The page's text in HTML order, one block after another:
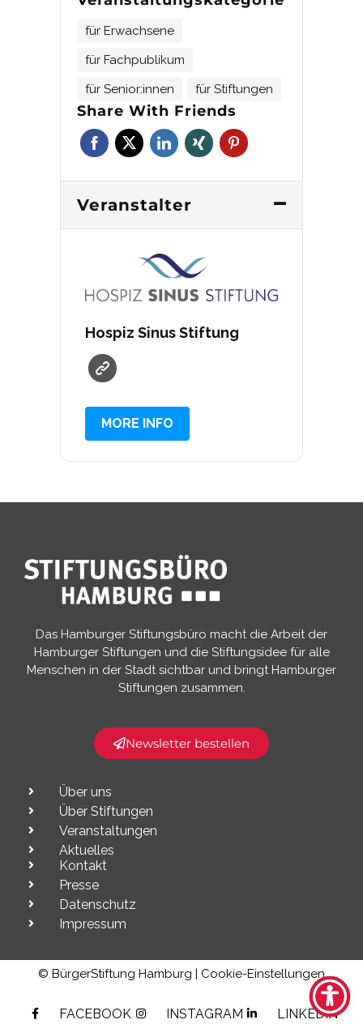
für Erwachsene
für Fachpublikum
für Senior:innen
für Stiftungen
Share With Friends
Veranstalter
Hospiz Sinus Stiftung
MORE INFO
Das Hamburger Stiftungsbüro macht die Arbeit der
Hamburger Stiftungen und die Stiftungsidee für alle
Menschen in der Stadt sichtbar und bringt Hamburger
Stiftungen zusammen.​
Newsletter bestellen
Über uns
Über Stiftungen
Veranstaltungen
Aktuelles
Kontakt
Presse
Datenschutz
Impressum
© BürgerStiftung Hamburg | Cookie-Einstellungen
FACEBOOK INSTAGRAM LINKEDIN